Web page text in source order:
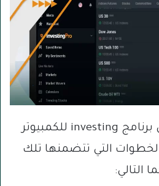
لكي تتمكن من تحميل برنامج investing للكمبيوتر
التي تتضمنها تلك
التالي: